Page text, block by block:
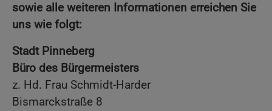
sowie alle weiteren Informationen erreichen Sie
uns wie folgt:
Stadt Pinneberg
Büro des Bürgermeisters
z. Hd. Frau Schmidt-Harder
Bismarckstraße 8